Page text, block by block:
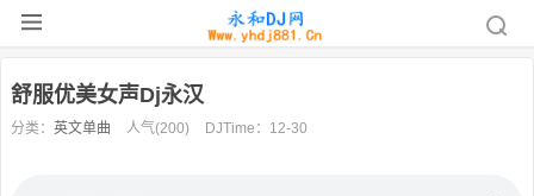
舒服优美女声Dj永汉
分类： 英文单曲 人气(200) DJTime：12-30